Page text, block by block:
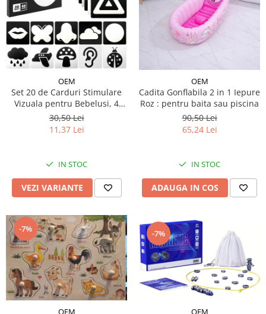
OEM
Set 20 de Carduri Stimulare
Vizuala pentru Bebelusi, 4
Etape de Dezvoltare
30,50 Lei
11,37 Lei
IN STOC
VEZI VARIANTE
OEM
Cadita Gonflabila 2 in 1 Iepure
Roz : pentru baita sau piscina
90,50 Lei
65,24 Lei
IN STOC
ADAUGA IN COS
-7%
OEM
-7%
OEM